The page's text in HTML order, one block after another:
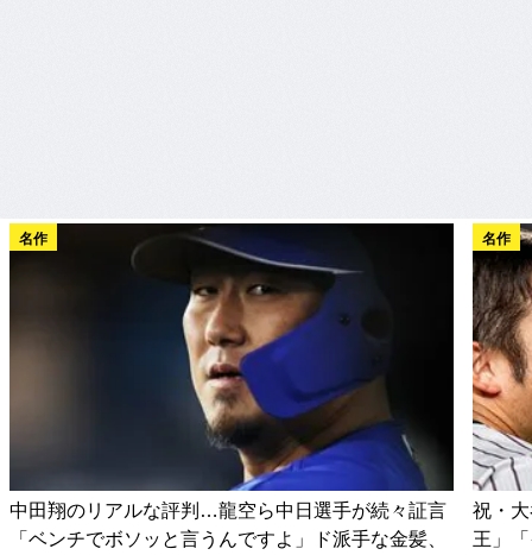
名作
中田翔のリアルな評判…龍空ら中日選手が続々証言
「ベンチでボソッと言うんですよ」ド派手な金髪、
名作
祝・
王」